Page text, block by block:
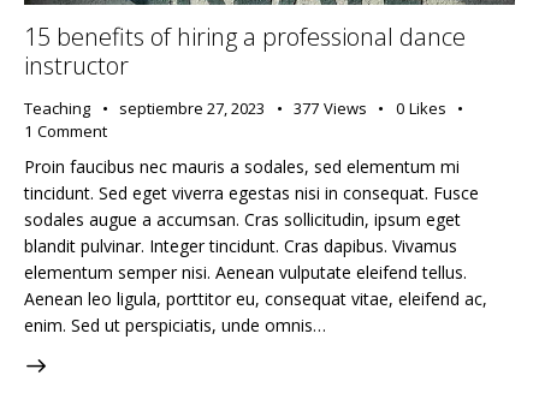
15 benefits of hiring a professional dance
instructor
Teaching septiembre 27, 2023 377 Views 0 Likes
1 Comment
Proin faucibus nec mauris a sodales, sed elementum mi
tincidunt. Sed eget viverra egestas nisi in consequat. Fusce
sodales augue a accumsan. Cras sollicitudin, ipsum eget
blandit pulvinar. Integer tincidunt. Cras dapibus. Vivamus
elementum semper nisi. Aenean vulputate eleifend tellus.
Aenean leo ligula, porttitor eu, consequat vitae, eleifend ac,
enim. Sed ut perspiciatis, unde omnis…